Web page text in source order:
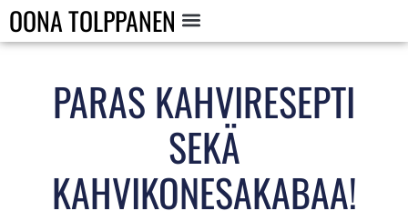
OONA TOLPPANEN
PARAS KAHVIRESEPTI
SEKÄ
KAHVIKONESAKABAA!